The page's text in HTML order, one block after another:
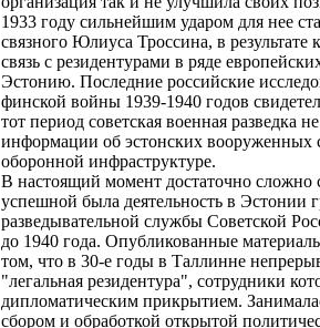
1933 году сильнейшим ударом для нее
связного Юлиуса Троссина, в результате
связь с резидентурами в ряде
Эстонию. Последние российские
финской войны 1939-1940 годов
тот период советская военная разведка
информации об эстонских вооруженных
оборонной инфраструктуре.
В настоящий момент достаточно сложно
успешной была деятельность в Эстонии
разведывательной службы Советской
до 1940 года. Опубликованные
том, что в 30-е годы в Таллинне
"легальная резидентура", сотрудники
дипломатическим прикрытием.
сбором и обработкой открытой